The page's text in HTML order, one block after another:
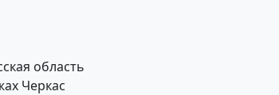
область
Черкас